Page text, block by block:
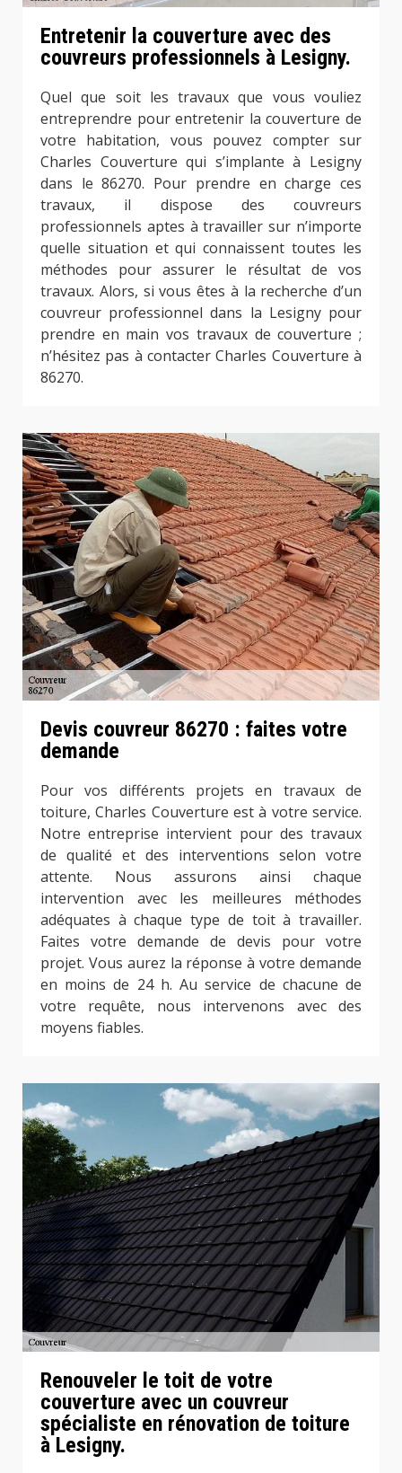
Entretenir la couverture avec des
couvreurs professionnels à Lesigny.
Quel que soit les travaux que vous vouliez
entreprendre pour entretenir la couverture de
votre habitation, vous pouvez compter sur
Charles Couverture qui s’implante à Lesigny
dans le 86270. Pour prendre en charge ces
travaux, il dispose des couvreurs
professionnels aptes à travailler sur n’importe
quelle situation et qui connaissent toutes les
méthodes pour assurer le résultat de vos
travaux. Alors, si vous êtes à la recherche d’un
couvreur professionnel dans la Lesigny pour
prendre en main vos travaux de couverture ;
n’hésitez pas à contacter Charles Couverture à
86270.
Devis couvreur 86270 : faites votre
demande
Pour vos différents projets en travaux de
toiture, Charles Couverture est à votre service.
Notre entreprise intervient pour des travaux
de qualité et des interventions selon votre
attente. Nous assurons ainsi chaque
intervention avec les meilleures méthodes
adéquates à chaque type de toit à travailler.
Faites votre demande de devis pour votre
projet. Vous aurez la réponse à votre demande
en moins de 24 h. Au service de chacune de
votre requête, nous intervenons avec des
moyens fiables.
Renouveler le toit de votre
couverture avec un couvreur
spécialiste en rénovation de toiture
à Lesigny.